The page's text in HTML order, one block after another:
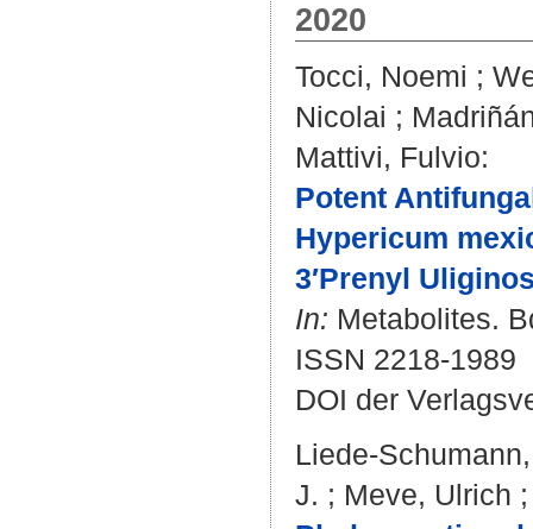
2020
Tocci, Noemi ;
Nicolai ;
Mattivi, Fulvio:
Potent
Hypericum
3′Prenyl
In: Metabolites.
ISSN 2218-1989
DOI der
Liede-
J. ; Meve, Ulrich